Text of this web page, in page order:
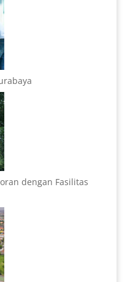
dengan Fasilitas